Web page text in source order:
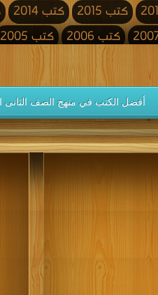
كتب 2015 كتب 2014
كتب 2006 كتب 2005
كتب 1998 كتب 1997
كتب 1989 كتب 1988
كتب 1980 كتب 1979
كتب 1971 كتب 1970
كتب 1961
كتب 1953 كتب 1952
كتب 1926 كتب 1925
أفضل الكتب في منهج الصف الثانى